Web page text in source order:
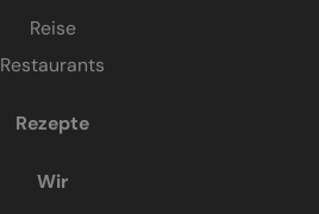
Reise
Restaurants
Rezepte
Wir